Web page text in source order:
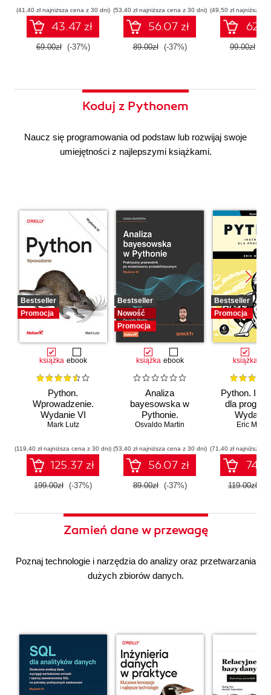
sztucznej
(41,40 zł najniższa cena z 30 dni)
43.47 zł
69.00zł (-37%)
(53,40 zł najniższa cena z 30 dni)
56.07 zł
89.00zł (-37%)
(49,50 zł najniższa
99.00zł
Koduj z Pythonem
Naucz się programowania od podstaw lub rozwijaj swoje
umiejętności z najlepszymi książkami.
Bestseller
Promocja
książka ebook
Python.
Wprowadzenie.
Wydanie VI
Mark Lutz
(119,40 zł najniższa cena z 30 dni)
125.37 zł
199.00zł (-37%)
Bestseller
Nowość
Promocja
książka ebook
Analiza
bayesowska w
Pythonie.
Praktyczny
modelowaniu
probabilistycznym.
Wydanie III
Osvaldo Martin
(53,40 zł najniższa cena z 30 dni)
56.07 zł
89.00zł (-37%)
Bestseller
Promocja
książka
Python.
dla
Wydanie
Eric
(71,40 zł najniższa
119.00zł
Zamień dane w przewagę
Poznaj technologie i narzędzia do analizy oraz przetwarzania
dużych zbiorów danych.